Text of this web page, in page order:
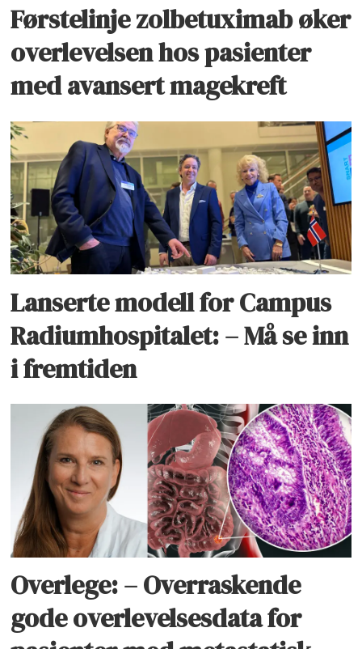
Førstelinje zolbetuximab øker
overlevelsen hos pasienter
med avansert magekreft
Lanserte modell for Campus
Radiumhospitalet: – Må se inn
i fremtiden
Overlege: – Overraskende
gode overlevelsesdata for